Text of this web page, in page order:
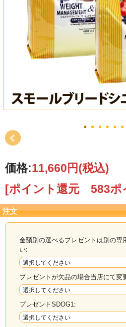
価格:11,660円(税込)
[ポイント還元 583ポ
注文
金額別の選べるプレゼントは別の専
い:
プレゼントが欠品の場合当店にて変
プレゼントSDOG1: